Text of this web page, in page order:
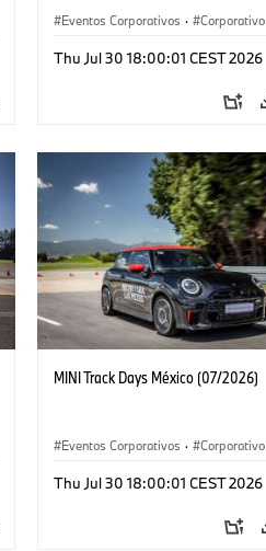
Eventos Corporativos · Corporativo
Thu Jul 30 18:00:01 CEST 2026
MINI Track Days México (07/2026)
Eventos Corporativos · Corporativo
Thu Jul 30 18:00:01 CEST 2026